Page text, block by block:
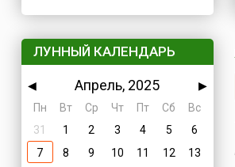
ЛУННЫЙ КАЛЕНДАРЬ
◀ Апрель, 2025
▶
Пн
Вт Ср Чт Пт Сб
Вс
31
1 2 3 4 5
6
7
8 9 10 11 12
13